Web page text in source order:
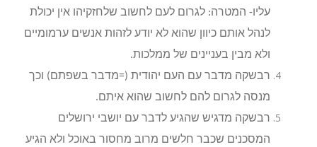
עליו- המטרה: לגרום לעם לחשוב שלחזקיהו אין יכולת
לנהל אותם כיוון שהוא לא יודע לזהות אנשים ערמומיים
ולא מבין בעניינים של ממלכות.
רבשקה מדבר עם העם יהודית (=מדבר בשפתם) וכך
מנסה לגרום להם לחשוב שהוא איתם.
רבשקה מדגיש שהגיע לדבר עם יושבי ירושלים
המסכנים שכבר חלשים מרוב מחסור באוכל ולא הגיע